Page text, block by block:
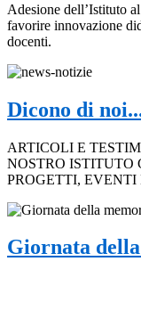
Adesione dell’Istituto
favorire innovazione
docenti.
Dicono di
ARTICOLI E
NOSTRO ISTITUTO
PROGETTI,
Giornata